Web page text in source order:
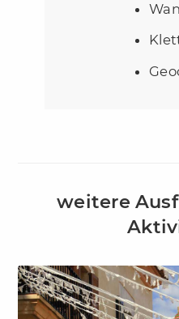
weitere